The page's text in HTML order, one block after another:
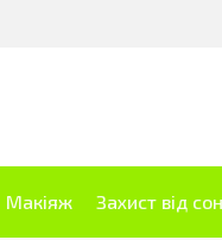
Макіяж Захист від